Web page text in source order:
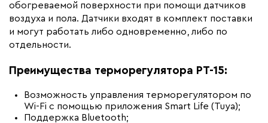
обогреваемой поверхности при помощи датчиков
воздуха и пола. Датчики входят в комплект поставки
и могут работать либо одновременно, либо по
отдельности.
Преимущества терморегулятора РТ-15:
Возможность управления терморегулятором по
Wi-Fi с помощью приложения Smart Life (Tuya);
Поддержка Bluetooth;